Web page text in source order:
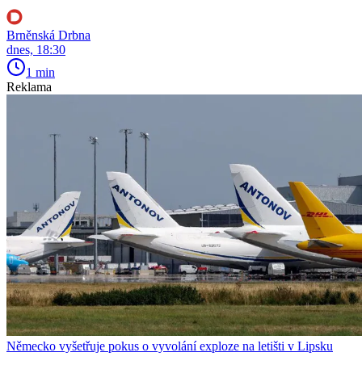
Brněnská Drbna
dnes, 18:30
1 min
Reklama
Německo vyšetřuje pokus o vyvolání exploze na letišti v Lipsku